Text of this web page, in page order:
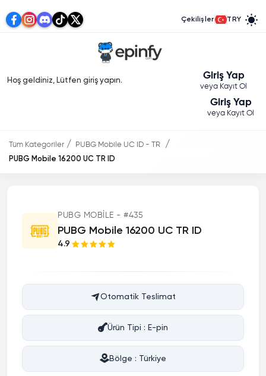
Çekilişler TRY
Hoş geldiniz, Lütfen giriş yapın. Giriş Yap
veya Kayıt Ol
Giriş Yap
veya Kayıt Ol
Tüm Kategoriler
PUBG Mobile UC ID - TR
PUBG Mobile 16200 UC TR ID
PUBG MOBILE - #435
PUBG Mobile 16200 UC TR ID
4.9
Otomatik Teslimat
Ürün Tipi : E-pin
Bölge : Türkiye